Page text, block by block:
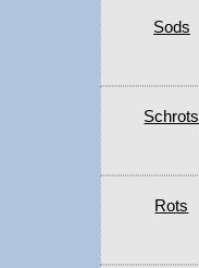
Sods
Schrots
Rots